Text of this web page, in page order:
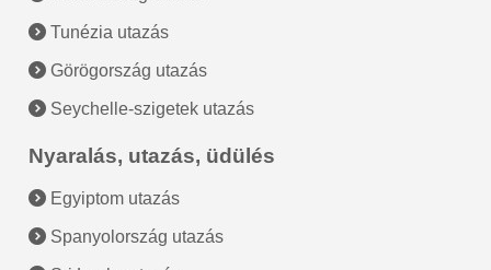
Tunézia utazás
Görögország utazás
Seychelle-szigetek utazás
Nyaralás, utazás, üdülés
Egyiptom utazás
Spanyolország utazás